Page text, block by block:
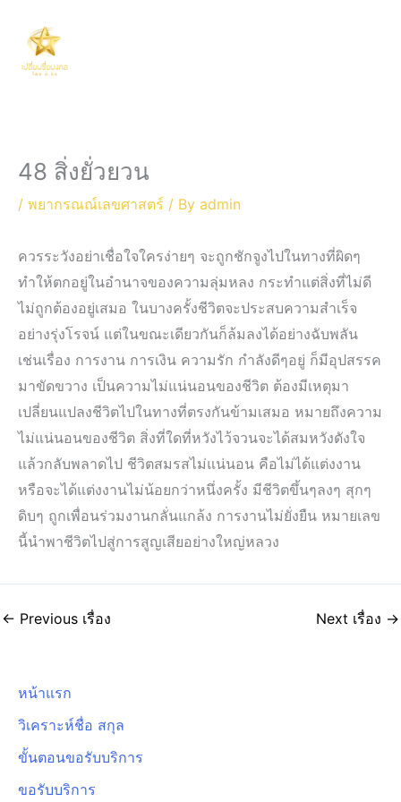
content
48 สิ่งยั่วยวน
/ พยากรณณ์เลขศาสตร์ / By admin
ควรระวังอย่าเชื่อใจใครง่ายๆ จะถูกชักจูงไปในทางที่ผิดๆ
ทำให้ตกอยู่ในอำนาจของความลุ่มหลง กระทำแต่สิ่งที่ไม่ดี
ไม่ถูกต้องอยู่เสมอ ในบางครั้งชีวิตจะประสบความสำเร็จ
อย่างรุ่งโรจน์ แต่ในขณะเดียวกันก็ล้มลงได้อย่างฉับพลัน
เช่นเรื่อง การงาน การเงิน ความรัก กำลังดีๆอยู่ ก็มีอุปสรรค
มาขัดขวาง เป็นความไม่แน่นอนของชีวิต ต้องมีเหตุมา
เปลี่ยนแปลงชีวิตไปในทางที่ตรงกันข้ามเสมอ หมายถึงความ
ไม่แน่นอนของชีวิต สิ่งที่ใดที่หวังไว้จวนจะได้สมหวังดังใจ
แล้วกลับพลาดไป ชีวิตสมรสไม่แน่นอน คือไม่ได้แต่งงาน
หรือจะได้แต่งงานไม่น้อยกว่าหนึ่งครั้ง มีชีวิตขึ้นๆลงๆ สุกๆ
ดิบๆ ถูกเพื่อนร่วมงานกลั่นแกล้ง การงานไม่ยั่งยืน หมายเลข
นี้นำพาชีวิตไปสู่การสูญเสียอย่างใหญ่หลวง
← Previous เรื่อง Next เรื่อง →
หน้าแรก
วิเคราะห์ชื่อ สกุล
ขั้นตอนขอรับบริการ
ขอรับบริการ